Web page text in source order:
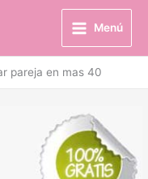
Menú
pareja en mas 40